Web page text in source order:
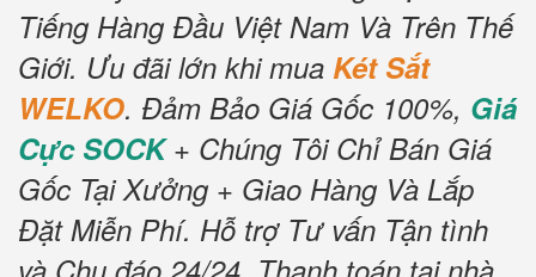
Tiếng Hàng Đầu Việt Nam Và Trên Thế
Giới. Ưu đãi lớn khi mua Két Sắt
WELKO. Đảm Bảo Giá Gốc 100%, Giá
Cực SOCK+ Chúng Tôi Chỉ Bán Giá
Gốc Tại Xưởng + Giao Hàng Và Lắp
Đặt Miễn Phí. Hỗ trợ Tư vấn Tận tình